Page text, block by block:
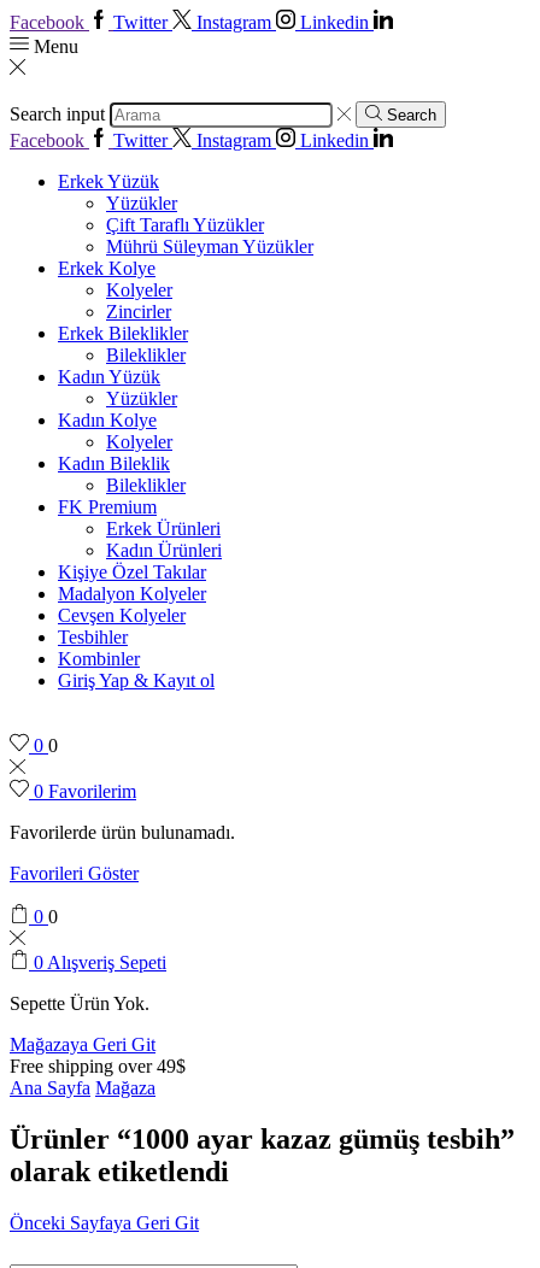
Facebook Twitter Instagram
Linkedin
Menu
Search input Search
Facebook Twitter Instagram
Linkedin
Erkek Yüzük
Yüzükler
Çift Taraflı Yüzükler
Mührü Süleyman Yüzükler
Erkek Kolye
Kolyeler
Zincirler
Erkek Bileklikler
Bileklikler
Kadın Yüzük
Yüzükler
Kadın Kolye
Kolyeler
Kadın Bileklik
Bileklikler
FK Premium
Erkek Ürünleri
Kadın Ürünleri
Kişiye Özel Takılar
Madalyon Kolyeler
Cevşen Kolyeler
Tesbihler
Kombinler
Giriş Yap & Kayıt ol
0 0
0 Favorilerim
Favorilerde ürün bulunamadı.
Favorileri Göster
0 0
0 Alışveriş Sepeti
Sepette Ürün Yok.
Mağazaya Geri Git
Free shipping over 49$
Ana Sayfa Mağaza
Ürünler “1000 ayar kazaz gümüş tesbih”
olarak etiketlendi
Önceki Sayfaya Geri Git